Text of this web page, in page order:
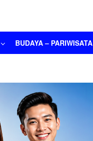
BUDAYA – PARIWISATA